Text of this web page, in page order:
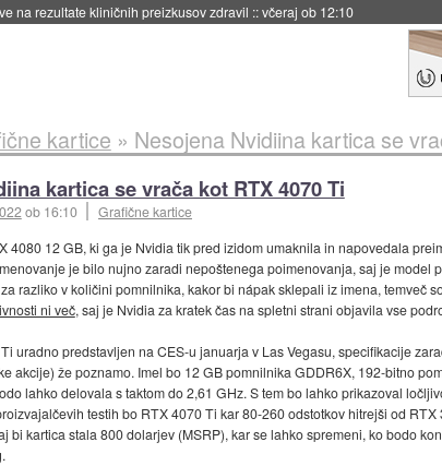
na rezultate kliničnih preizkusov zdravil ::včeraj ob 12:10
kartice » Nesojena Nvidiina kartica se
kartica se vrača kot RTX 4070 Ti
ob 16:10
Grafične kartice
4080 12 GB, ki ga je Nvidia tik pred izidom umaknila in napovedala
je bilo nujno zaradi nepoštenega poimenovanja, saj je model
razliko v količini pomnilnika, kakor bi nápak sklepali iz imena, temveč
ni več, saj je Nvidia za kratek čas na spletni strani objavila vse
uradno predstavljen na CES-u januarja v Las Vegasu, specifikacije
akcije) že poznamo. Imel bo 12 GB pomnilnika GDDR6X, 192-bitno
lahko delovala s taktom do 2,61 GHz. S tem bo lahko prikazoval
testih bo RTX 4070 Ti kar 80-260 odstotkov hitrejši od RTX
bi kartica stala 800 dolarjev (MSRP), kar se lahko spremeni, ko bodo